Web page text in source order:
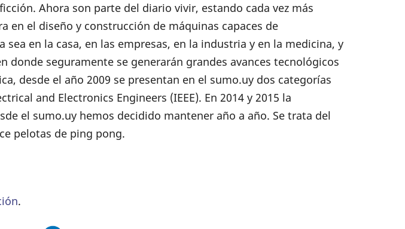
Ahora son parte del diario vivir, estando cada vez más
en el diseño y construcción de máquinas capaces de
en la casa, en las empresas, en la industria y en la medicina, y
donde seguramente se generarán grandes avances tecnológicos
desde el año 2009 se presentan en el sumo.uy dos categorías
and Electronics Engineers (IEEE). En 2014 y 2015 la
el sumo.uy hemos decidido mantener año a año. Se trata del
pelotas de ping pong.
.